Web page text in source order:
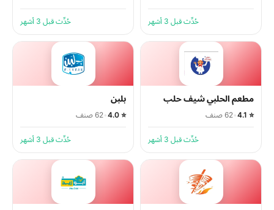
حُدِّث قبل 3 أشهر حُدِّث قبل 3 أشهر
مطعم الحلبي شيف حلب
⭐ 4.1 62 صنف
حُدِّث قبل 3 أشهر
بلبن
⭐ 4.0 62 صنف
حُدِّث قبل 3 أشهر